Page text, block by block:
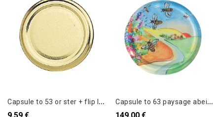
C
apsule to 53 or ster + flip le sachet de 100
9,59 €
C
apsule to 63 paysage abeille le carton de 1430
149,00 €